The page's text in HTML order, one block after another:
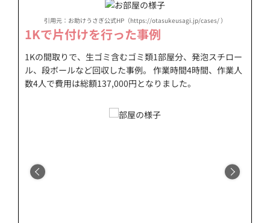
引用元：お助けうさぎ公式HP（https://otasukeusagi.jp/cases/ ）
1Kで片付けを行った事例
1Kの間取りで、生ゴミ含むゴミ類1部屋分、発泡スチロー
ル、段ボールなど回収した事例。 作業時間4時間、作業人
数4人で費用は総額137,000円となりました。